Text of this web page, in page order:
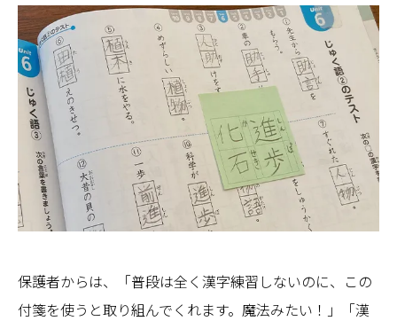
保護者からは、「普段は全く漢字練習しないのに、この
付箋を使うと取り組んでくれます。魔法みたい！」「漢